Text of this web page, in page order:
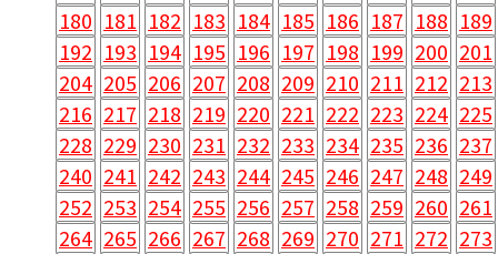
180 181 182 183 184 185 186 187 188 189
192 193 194 195 196 197 198 199 200 201
204 205 206 207 208 209 210 211 212 213
216 217 218 219 220 221 222 223 224 225
228 229 230 231 232 233 234 235 236 237
240 241 242 243 244 245 246 247 248 249
252 253 254 255 256 257 258 259 260 261
264 265 266 267 268 269 270 271 272 273